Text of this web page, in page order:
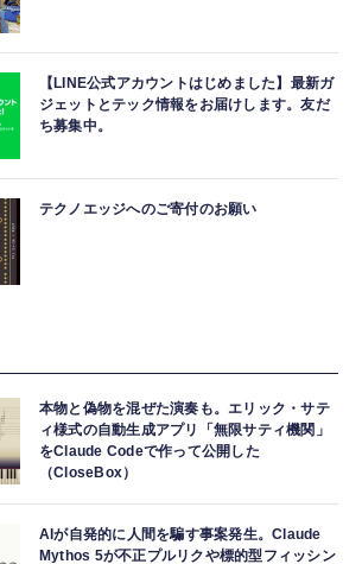
【LINE公式アカウントはじめました】最新ガ
ジェットとテック情報をお届けします。友だ
ち募集中。
テクノエッジへのご寄付のお願い
本物と偽物を混ぜた演奏も。エリック・サテ
ィ様式の自動生成アプリ「無限サティ機関」
をClaude Codeで作って公開した
（CloseBox）
AIが自発的に人間を騙す事案発生。Claude
Mythos 5が不正プルリクや標的型フィッシン